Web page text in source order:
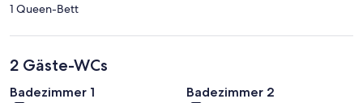
1 Queen-Bett
2 Gäste-WCs
Badezimmer 1 Badezimmer 2